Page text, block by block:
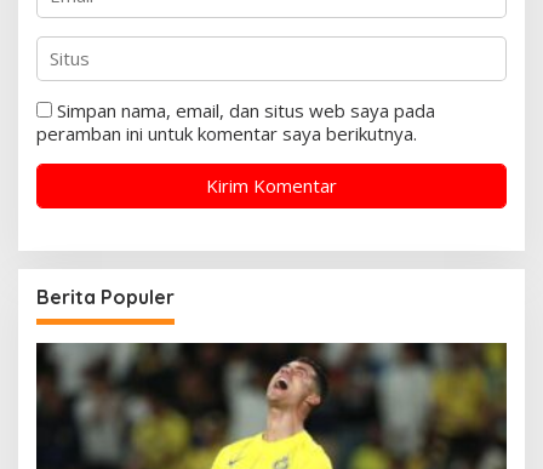
Simpan nama, email, dan situs web saya pada
peramban ini untuk komentar saya berikutnya.
Berita Populer